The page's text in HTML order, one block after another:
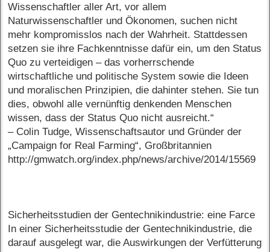
Wissenschaftler aller Art, vor allem
Naturwissenschaftler und Ökonomen, suchen nicht
mehr kompromisslos nach der Wahrheit. Stattdessen
setzen sie ihre Fachkenntnisse dafür ein, um den Status
Quo zu verteidigen – das vorherrschende
wirtschaftliche und politische System sowie die Ideen
und moralischen Prinzipien, die dahinter stehen. Sie tun
dies, obwohl alle vernünftig denkenden Menschen
wissen, dass der Status Quo nicht ausreicht.“
– Colin Tudge, Wissenschaftsautor und Gründer der
„Campaign for Real Farming“, Großbritannien
http://gmwatch.org/index.php/news/archive/2014/15569
Sicherheitsstudien der Gentechnikindustrie: eine Farce
In einer Sicherheitsstudie der Gentechnikindustrie, die
darauf ausgelegt war, die Auswirkungen der Verfütterung